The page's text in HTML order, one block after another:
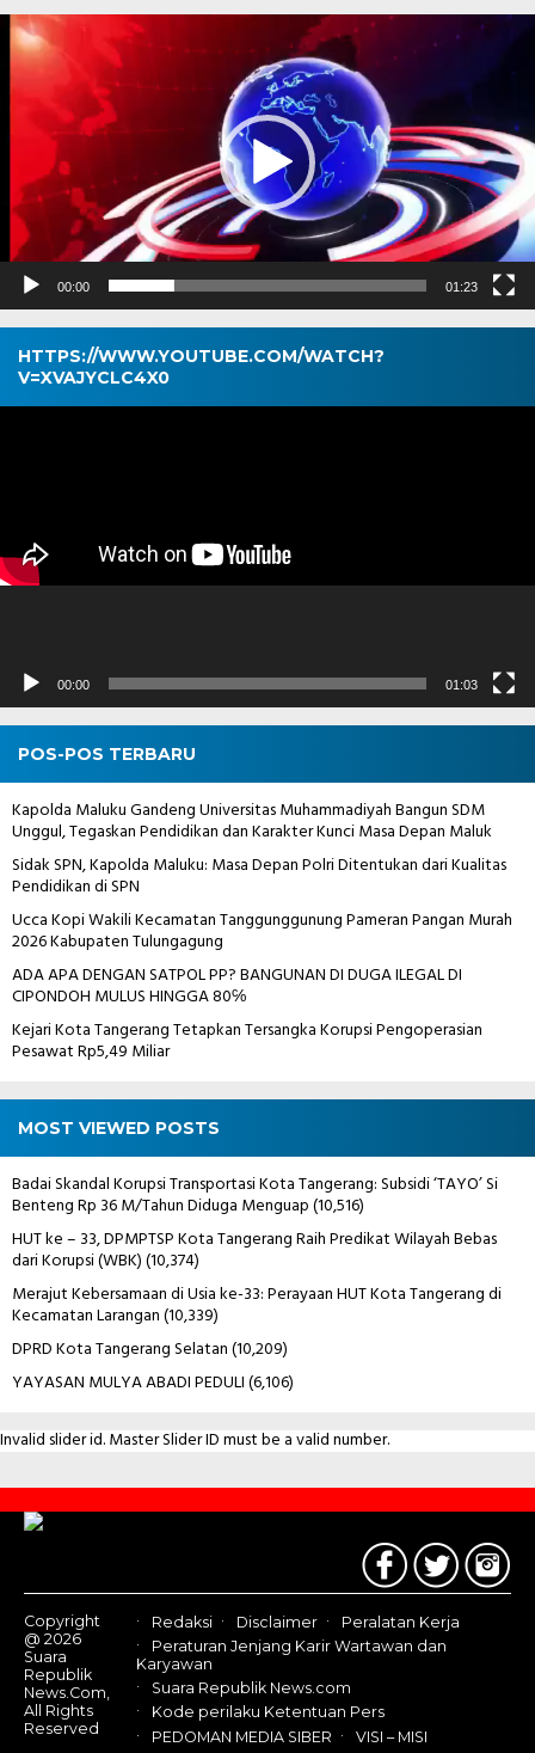
Pemutar
Video
00:00 01:23
HTTPS://WWW.YOUTUBE.COM/WATCH?
V=XVAJYCLC4X0
Pemutar
00:00 01:03
POS-POS TERBARU
Kapolda Maluku Gandeng Universitas Muhammadiyah Bangun SDM
Unggul, Tegaskan Pendidikan dan Karakter Kunci Masa Depan Maluk
Sidak SPN, Kapolda Maluku: Masa Depan Polri Ditentukan dari Kualitas
Pendidikan di SPN
Ucca Kopi Wakili Kecamatan Tanggunggunung Pameran Pangan Murah
2026 Kabupaten Tulungagung
ADA APA DENGAN SATPOL PP? BANGUNAN DI DUGA ILEGAL DI
CIPONDOH MULUS HINGGA 80℅
Kejari Kota Tangerang Tetapkan Tersangka Korupsi Pengoperasian
Pesawat Rp5,49 Miliar
MOST VIEWED POSTS
Badai Skandal Korupsi Transportasi Kota Tangerang: Subsidi ‘TAYO’ Si
Benteng Rp 36 M/Tahun Diduga Menguap(10,516)
HUT ke – 33, DPMPTSP Kota Tangerang Raih Predikat Wilayah Bebas
dari Korupsi (WBK)(10,374)
Merajut Kebersamaan di Usia ke-33: Perayaan HUT Kota Tangerang di
Kecamatan Larangan(10,339)
DPRD Kota Tangerang Selatan(10,209)
YAYASAN MULYA ABADI PEDULI(6,106)
Invalid slider id. Master Slider ID must be a valid number.
Contact
Us
Copyright
@ 2026
Suara
Republik
News.Com,
All Rights
Reserved
Redaksi Disclaimer
Peralatan Kerja
Peraturan Jenjang Karir Wartawan dan
Karyawan
Suara Republik News.com
Kode perilaku Ketentuan Pers
PEDOMAN MEDIA SIBER
VISI – MISI